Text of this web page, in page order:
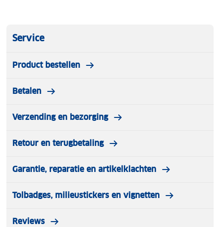
Service
Product bestellen
Betalen
Verzending en bezorging
Retour en terugbetaling
Garantie, reparatie en artikelklachten
Tolbadges, milieustickers en vignetten
Reviews